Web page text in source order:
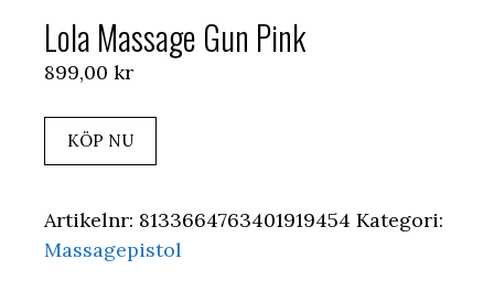
Lola Massage Gun Pink
899,00 kr
KÖP NU
Artikelnr: 8133664763401919454 Kategori:
Massagepistol